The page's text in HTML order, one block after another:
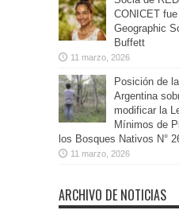
CONICET
Geographic
Buffett
11 marzo, 2026
Posición de
Argentina
modificar la
Mínimos de
los Bosques Nativos N°
11 marzo, 2026
ARCHIVO DE NOTICIAS